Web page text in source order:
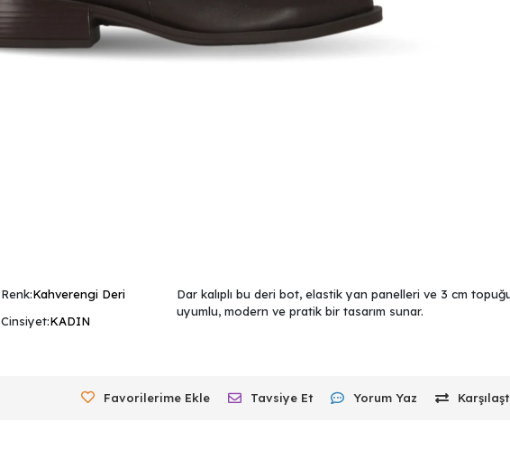
Renk:Kahverengi Deri
Cinsiyet:KADIN
Dar kalıplı bu deri bot, elastik yan panelleri ve 3 cm
uyumlu, modern ve pratik bir tasarım sunar.
Favorilerime Ekle Tavsiye Et Yorum Yaz